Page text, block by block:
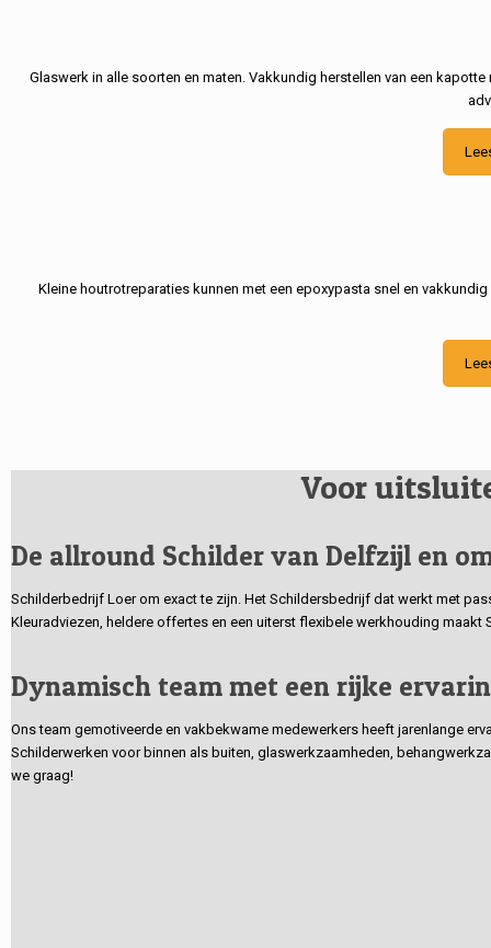
Glaswerk in alle soorten en maten. Vakkundig herstellen van een
Kleine houtrotreparaties kunnen met een epoxypasta snel en
Voor
De allround Schilder van Delfzijl en
Schilderbedrijf Loer om exact te zijn. Het Schildersbedrijf dat werkt met
Kleuradviezen, heldere offertes en een uiterst flexibele werkhouding
Dynamisch team met een rijke
Ons team gemotiveerde en vakbekwame medewerkers heeft jarenlange
Schilderwerken voor binnen als buiten, glaswerkzaamheden,
we graag!